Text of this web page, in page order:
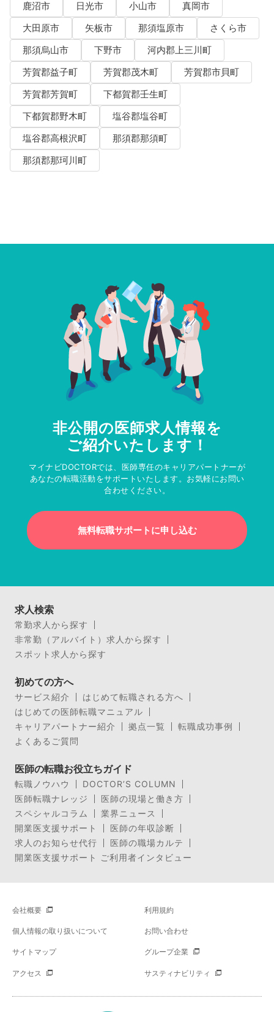
鹿沼市
日光市 小山市
真岡市
大田原市
矢板市 那須塩原市
さくら市
那須烏山市
下野市
河内郡上三川町
芳賀郡益子町
芳賀郡茂木町
芳賀郡市貝町
芳賀郡芳賀町
下都賀郡壬生町
下都賀郡野木町
塩谷郡塩谷町
塩谷郡高根沢町
那須郡那須町
那須郡那珂川町
非公開の医師求人情報を
ご紹介いたします！
マイナビDOCTORでは、医師専任のキャリアパートナーが
あなたの転職活動をサポートいたします。お気軽にお問い
合わせください。
無料転職サポートに申し込む
求人検索
常勤求人から探す
非常勤（アルバイト）求人から探す
スポット求人から探す
初めての方へ
サービス紹介
はじめて転職される方へ
はじめての医師転職マニュアル
キャリアパートナー紹介
拠点一覧
転職成功事例
よくあるご質問
医師の転職お役立ちガイド
転職ノウハウ
DOCTOR’S COLUMN
医師転職ナレッジ
医師の現場と働き方
スペシャルコラム
業界ニュース
開業医支援サポート
医師の年収診断
求人のお知らせ代行
医師の職場カルテ
開業医支援サポート ご利用者インタビュー
会社概要 利用規約
個人情報の取り扱いについて お問い合わせ
サイトマップ グループ企業
アクセス サスティナビリティ